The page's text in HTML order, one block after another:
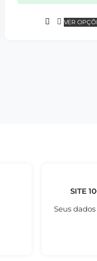
VER
SITE
Seus